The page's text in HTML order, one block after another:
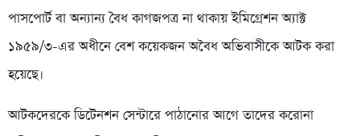
পাসপোর্ট বা অন্যান্য বৈধ কাগজপত্র না থাকায় ইমিগ্রেশন অ্যাক্ট
১৯৫৯/৩-এর অধীনে বেশ কয়েকজন অবৈধ অভিবাসীকে আটক করা
হয়েছে।
আটকদেরকে ডিটেনশন সেন্টারে পাঠানোর আগে তাদের করোনা